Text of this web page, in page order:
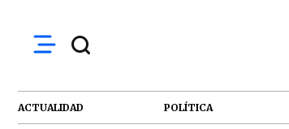
ACTUALIDAD POLÍTICA